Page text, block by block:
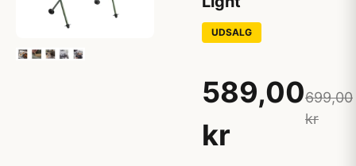
UDSALG
589,00
kr
699,00
kr